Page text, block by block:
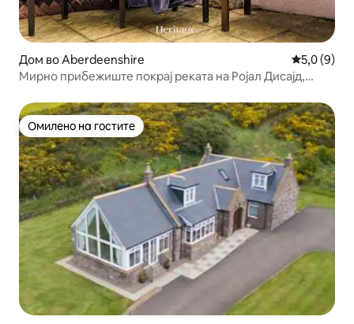
Дом во Aberdeenshire Просечна
5,0 (9)
Мирно прибежиште покрај реката на Ројал Дисајд,
Омилено на гостите
Омилено на гостите